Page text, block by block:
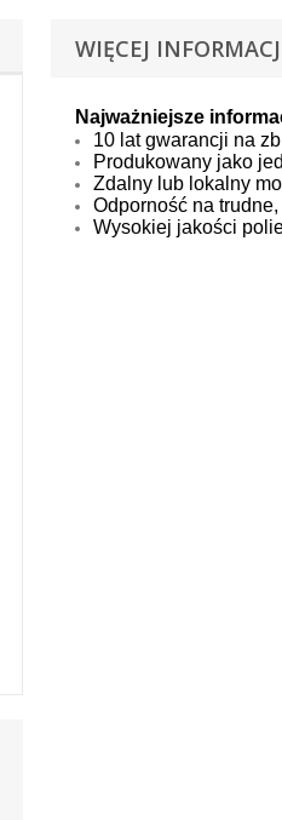
WIĘCEJ
Najważniejsze
10 lat gwarancji na
Produkowany jako
Zdalny lub lokalny
Odporność na
Wysokiej jakości